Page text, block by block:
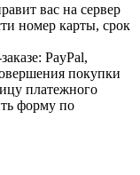
вас на сервер
номер карты, срок
PayPal,
покупки
платежного
форму по